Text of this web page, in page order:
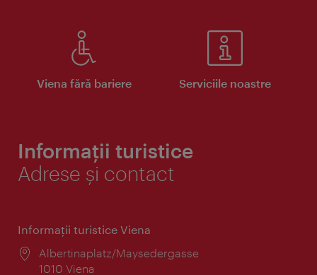
Viena fără bariere Serviciile noastre
Informații turistice
Adrese și contact
Informaţii turistice Viena
Locul:
Albertinaplatz/Maysedergasse
1010 Viena